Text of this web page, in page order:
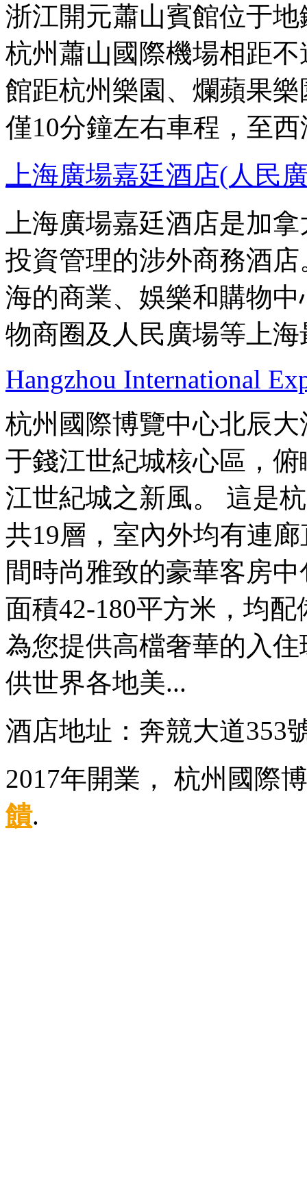
浙江開元蕭山賓館位于
杭州蕭山國際機場相距
館距杭州樂園、爛蘋果
僅10分鐘左右車程，至
上海廣場嘉廷酒店(人民
上海廣場嘉廷酒店是加
投資管理的涉外商務酒
海的商業、娛樂和購物
物商圈及人民廣場等上
Hangzhou International
杭州國際博覽中心北辰
于錢江世紀城核心區，
江世紀城之新風。 這是
共19層，室內外均有連
間時尚雅致的豪華客房
面積42-180平方米，均
為您提供高檔奢華的入
供世界各地美...
酒店地址：奔競大道353
2017年開業， 杭州國
饋.